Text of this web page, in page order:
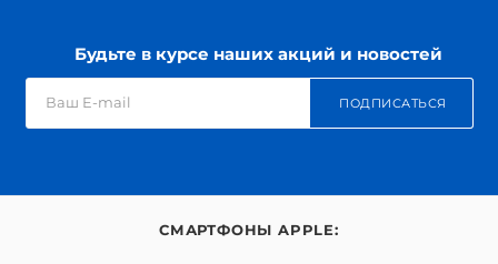
Будьте в курсе наших акций и новостей
ПОДПИСАТЬСЯ
СМАРТФОНЫ APPLE: